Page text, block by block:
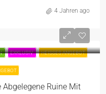
4 Jahren ago
EXKLUSIV HEISSES ANGEBOT
Ruine Mit